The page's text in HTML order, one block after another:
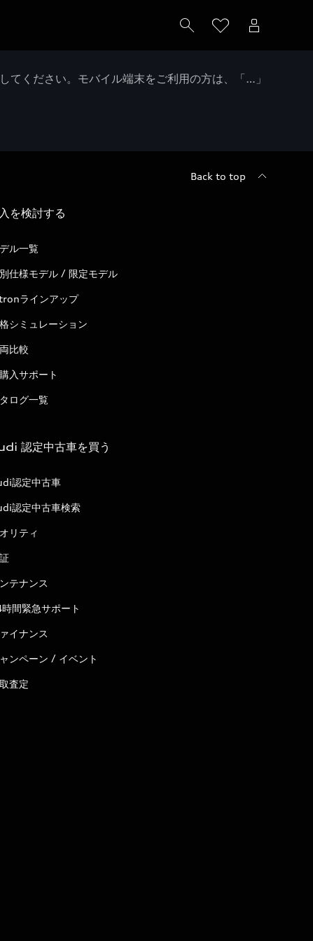
ください。モバイル端末をご利用の方は、「…」
Back to top
を検討する
ル一覧
仕様モデル / 限定モデル
ラインアップ
シミュレーション
比較
入サポート
ログ一覧
認定中古車を買う
認定中古車
認定中古車検索
リティ
テナンス
間緊急サポート
イナンス
ンペーン / イベント
査定